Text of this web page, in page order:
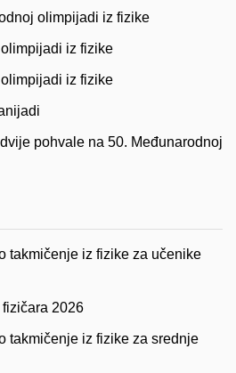
olimpijadi iz fizike
iz fizike
iz fizike
pohvale na 50. Međunarodnoj
takmičenje iz fizike za učenike
2026
takmičenje iz fizike za srednje